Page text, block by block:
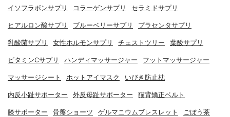
イソフラボンサプリ コラーゲンサプリ セラミドサプリ
ヒアルロン酸サプリ ブルーベリーサプリ プラセンタサプリ
乳酸菌サプリ 女性ホルモンサプリ チェストツリー 葉酸サプリ
ビタミンCサプリ ハンディマッサージャー フットマッサージャー
マッサージシート ホットアイマスク いびき防止枕
内反小趾サポーター 外反母趾サポーター 猫背矯正ベルト
膝サポーター 骨盤ショーツ ゲルマニウムブレスレット ごぼう茶